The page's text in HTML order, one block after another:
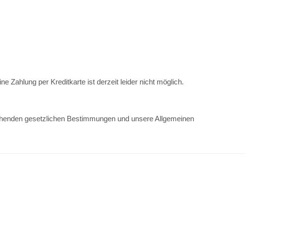
Zahlung per Kreditkarte ist derzeit leider nicht möglich.
gesetzlichen Bestimmungen und unsere Allgemeinen